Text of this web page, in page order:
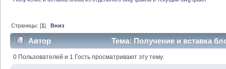
Страницы: [1]Вниз
Автор
Тема: Получение и вставка
текущий dwg файл (Прочитано 17794 раз)
0 Пользователей и 1 Гость просматривают эту тему.